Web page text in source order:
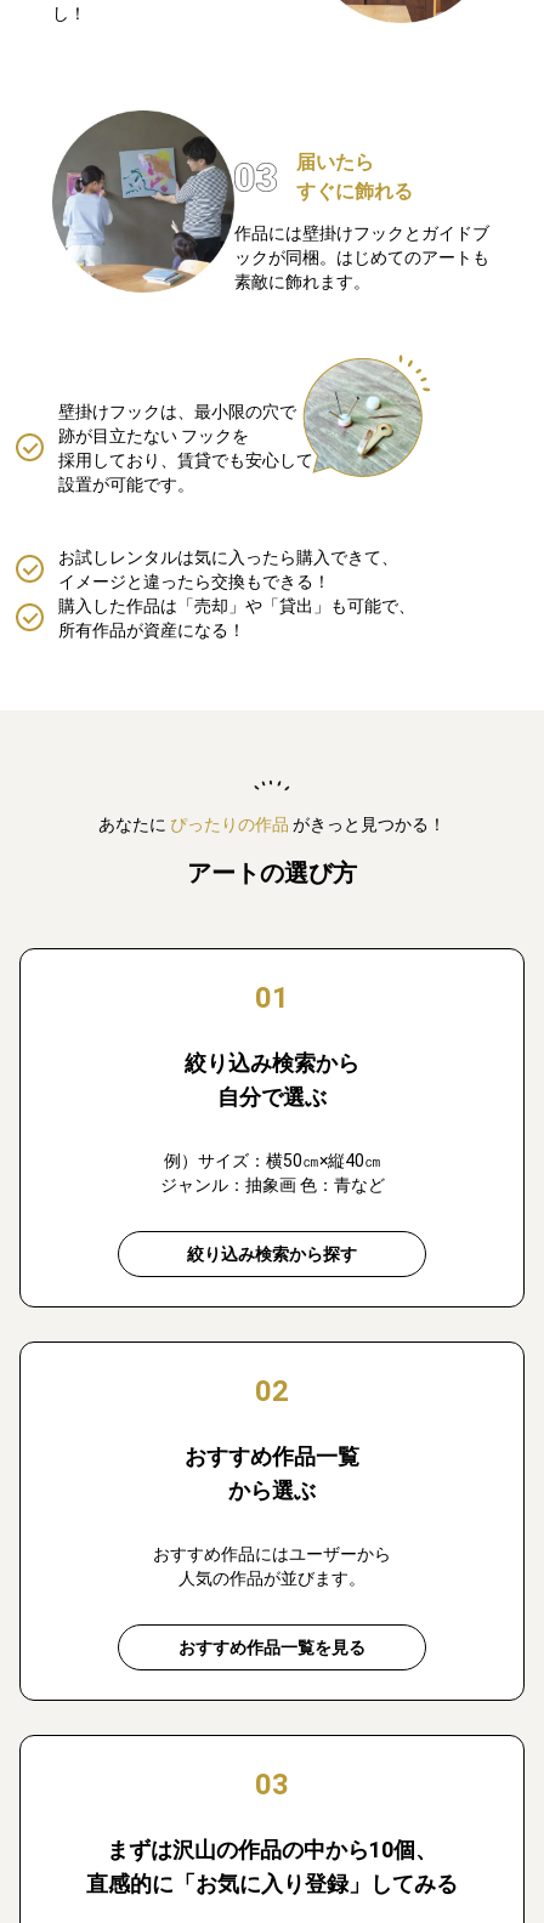
し！
届いたら
すぐに飾れる
作品には壁掛けフックとガイドブ
ックが同梱。はじめてのアートも
素敵に飾れます。
壁掛けフックは、最小限の穴で
跡が目立たない フックを
採用しており、賃貸でも安心して
設置が可能です。
購入した作品は「売却」や「貸出」も可能で、
所有作品が資産になる！
お試しレンタルは気に入ったら購入できて、
イメージと違ったら交換もできる！
あなたに ぴったりの作品 がきっと見つかる！
アートの選び方
01
絞り込み検索から
自分で選ぶ
例）サイズ：横50㎝×縦40㎝
ジャンル：抽象画 色：青など
絞り込み検索から探す
02
おすすめ作品一覧
から選ぶ
おすすめ作品にはユーザーから
人気の作品が並びます。
おすすめ作品一覧を見る
03
まずは沢山の作品の中から10個、
直感的に「お気に入り登録」してみる